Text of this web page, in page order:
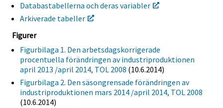
Databastabellerna och deras variabler
Arkiverade tabeller
Figurer
Figurbilaga 1. Den arbetsdagskorrigerade
procentuella förändringen av industriproduktionen
april 2013 /april 2014, TOL 2008 (10.6.2014)
Figurbilaga 2. Den säsongrensade förändringen av
industriproduktionen mars 2014 /april 2014, TOL 2008
(10.6.2014)